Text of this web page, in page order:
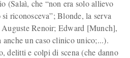
(Salaì, che “non era solo allievo
riconosceva”; Blonde, la serva
Renoir; Edward [Munch],
anche un caso clinico unico;...).
delitti e colpi di scena (che danno